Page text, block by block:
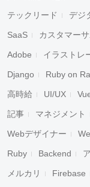
テックリード デジ
SaaS カスタマー
Adobe イラストレ
Django Ruby on
高時給 UI/UX
記事 マネジメント
Webデザイナー
Ruby Backend
メルカリ Firebase